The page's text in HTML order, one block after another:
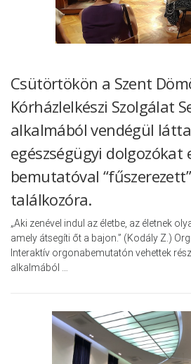
Csütörtökön a Szent
Kórházlelkészi Szolgálat
alkalmából vendégül
egészségügyi dolgozókat
bemutatóval
találkozóra.
„Aki zenével indul az életbe, az életnek
amely átsegíti őt a bajon.” (Kodály Z.)
Interaktív orgonabemutatón vehettek
alkalmából …